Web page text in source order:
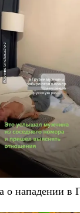
о нападении в